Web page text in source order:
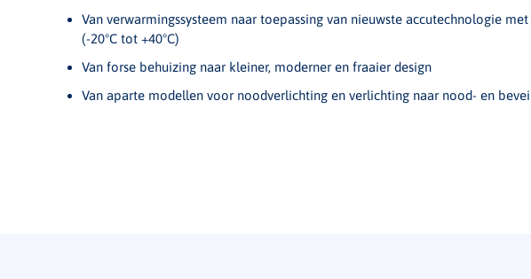
Van verwarmingssysteem naar toepassing van nieuwste accutechnologie
(-20°C tot +40°C)
Van forse behuizing naar kleiner, moderner en fraaier design
Van aparte modellen voor noodverlichting en verlichting naar nood- en